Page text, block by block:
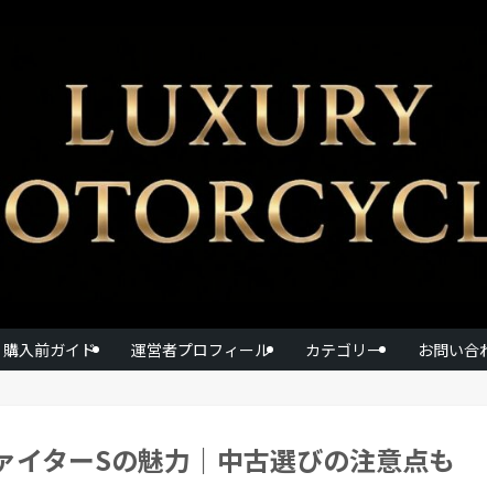
購入前ガイド 運営者プロフィール カテゴリー お問い合
イターSの魅力｜中古選びの注意点も